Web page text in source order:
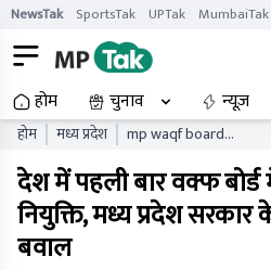
NewsTak SportsTak UPTak MumbaiTak
होम चुनाव न्यूज़
होम मध्य प्रदेश
mp waqf board
members appointed
time india historic
mpytgc
देश में पहली बार वक्फ
नियुक्ति, मध्य प्रदेश
बवाल